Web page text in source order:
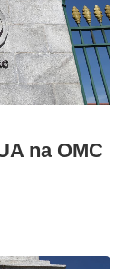
na OMC